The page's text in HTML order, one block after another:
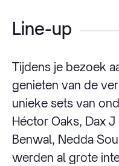
Line-up
Tijdens je bezoek
genieten van de
unieke sets van
Héctor Oaks, Dax
Benwal, Nedda
werden al grote